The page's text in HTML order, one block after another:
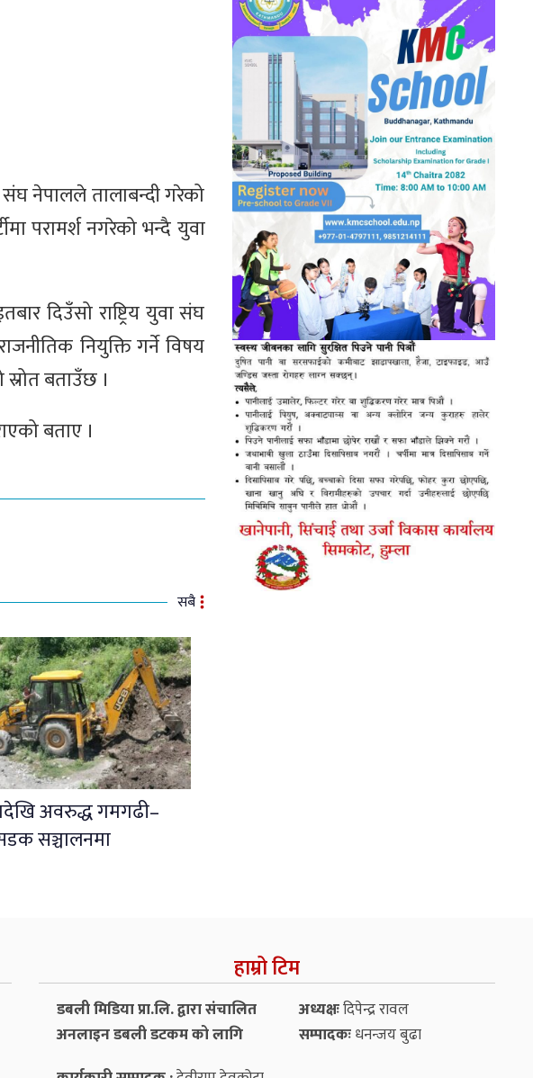
नेपालले तालाबन्दी गरेको
परामर्श नगरेको भन्दै युवा
दिउँसो राष्ट्रिय युवा संघ
नियुक्ति गर्ने विषय
बताउँछ ।
बताए ।
सबै
अवरुद्ध गमगढी–
सञ्चालनमा
हाम्रो टिम
डबली मिडिया प्रा.लि. द्वारा संचालित
अनलाइन डबली डटकम को लागि
अध्यक्षःदिपेन्द्र रावल
सम्पादकःधनन्‍जय बुढा